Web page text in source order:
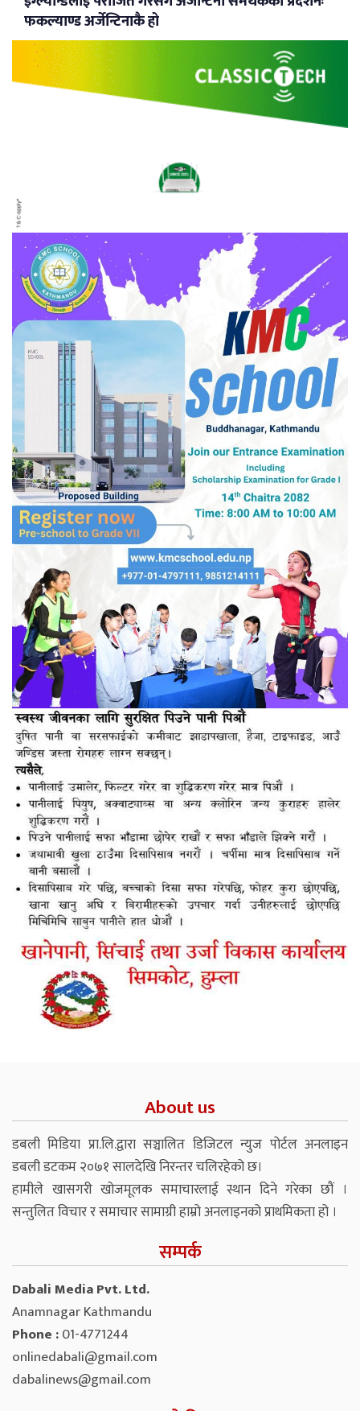
फकल्याण्ड अर्जेन्टिनाकै हो
About us
डबली मिडिया प्रा.लि.द्वारा सञ्चालित डिजिटल न्युज पोर्टल अनलाइन
डबली डटकम २०७१ सालदेखि निरन्तर चलिरहेको छ।
हामीले खासगरी खोजमूलक समाचारलाई स्थान दिने गरेका छौं ।
सन्तुलित विचार र समाचार सामाग्री हाम्रो अनलाइनको प्राथमिकता हो ।
सम्पर्क
Dabali Media Pvt. Ltd.
Anamnagar Kathmandu
Phone :01-4771244
onlinedabali@gmail.com
dabalinews@gmail.com